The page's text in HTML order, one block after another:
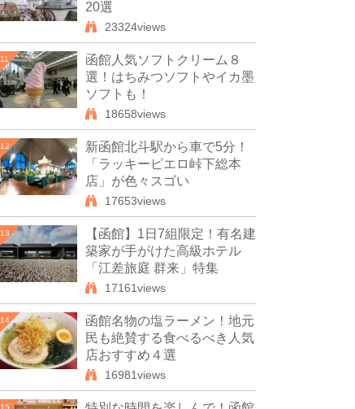
20選
23324views
11
函館人気ソフトクリーム８
選！はちみつソフトやイカ墨
ソフトも！
18658views
12
新函館北斗駅から車で5分！
「ラッキーピエロ峠下総本
店」が色々スゴい
17653views
13
【函館】1日7組限定！有名建
築家が手がけた高級ホテル
「江差旅庭 群来」特集
17161views
14
函館名物の塩ラーメン！地元
民も絶賛する食べるべき人気
店おすすめ４選
16981views
15